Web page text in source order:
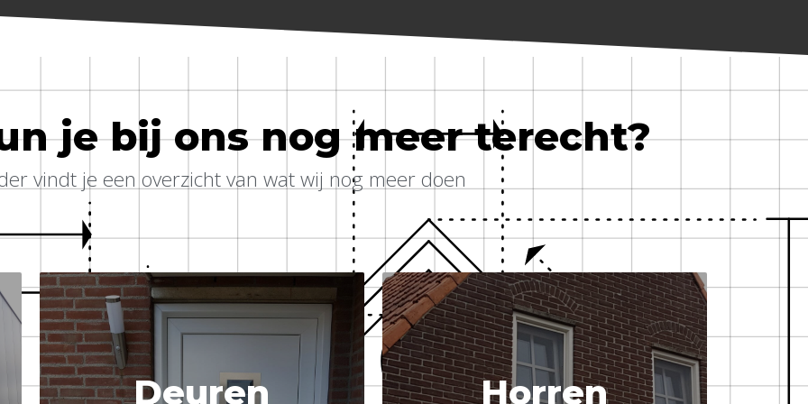
je bij ons nog meer terecht?
vindt je een overzicht van wat wij nog meer doen
Deuren Horren
Meer informatie?
Vrijblijvende offerte aanvragen is mogelijk!